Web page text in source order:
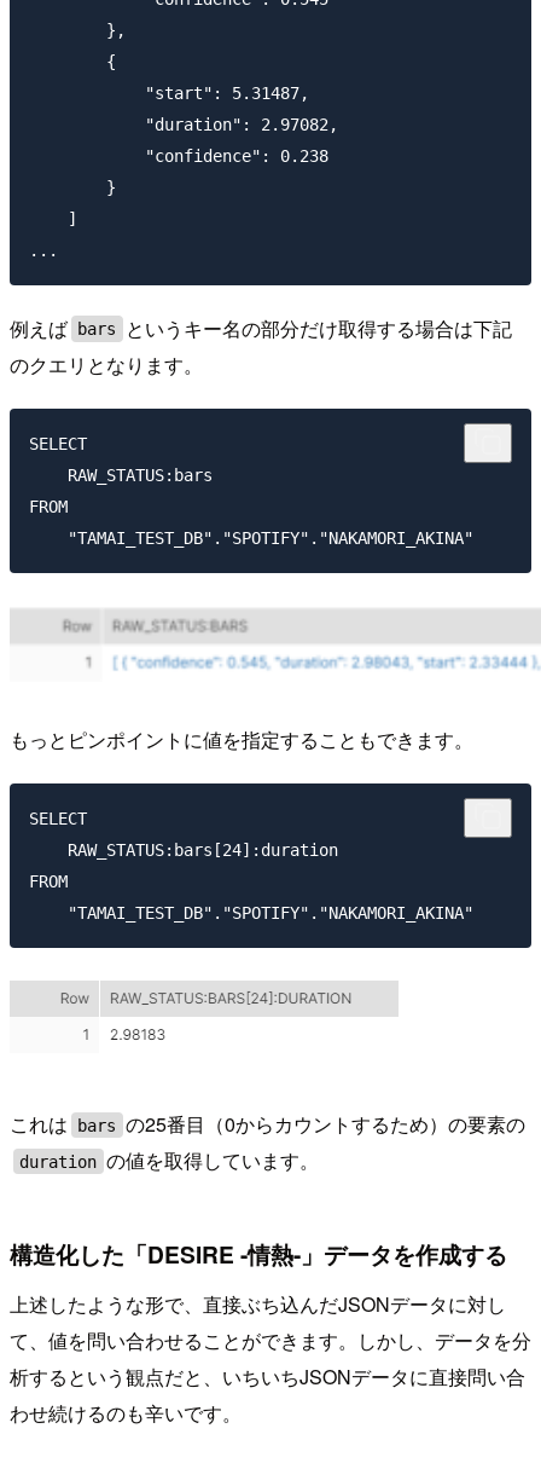
        },
        {
            "start": 5.31487,
            "duration": 2.97082,
            "confidence": 0.238
        }
    ]
例えば bars
というキー名の部分だけ取得する場合は下記
のクエリとなります。
SELECT
    RAW_STATUS:bars
FROM
もっとピンポイントに値を指定することもできます。
SELECT
    RAW_STATUS:bars[24]:duration
FROM
これは bars の25番目（0からカウントするため）の要素の
duration の値を取得しています。
構造化した「DESIRE -情熱-」データを作成する
上述したような形で、直接ぶち込んだJSONデータに対し
て、値を問い合わせることができます。しかし、データを分
析するという観点だと、いちいちJSONデータに直接問い合
わせ続けるのも辛いです。